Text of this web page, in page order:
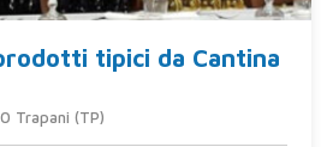
tipici da Cantina
Trapani (TP)